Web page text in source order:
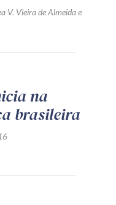
4698
V. Vieira de Almeidae
na
brasileira